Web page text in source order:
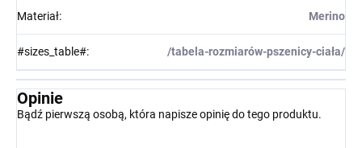
Materiał: Merino
#sizes_table#: /tabela-rozmiarów-pszenicy-ciała/
Opinie
Bądź pierwszą osobą, która napisze opinię do tego produktu.